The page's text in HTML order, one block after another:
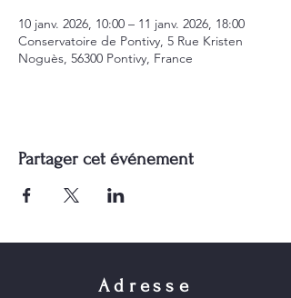
10 janv. 2026, 10:00 – 11 janv. 2026, 18:00
Conservatoire de Pontivy, 5 Rue Kristen
Noguès, 56300 Pontivy, France
Partager cet événement
Adresse